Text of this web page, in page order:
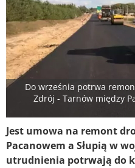
Do września potrwa
Zdrój - Tarnów między
Jest umowa na remont
Pacanowem a Słupią w
utrudnienia potrwają do